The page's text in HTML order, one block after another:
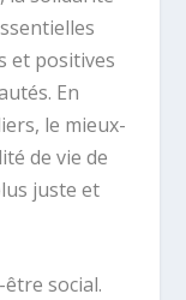
et positives
En
le mieux-
de vie de
juste et
social.